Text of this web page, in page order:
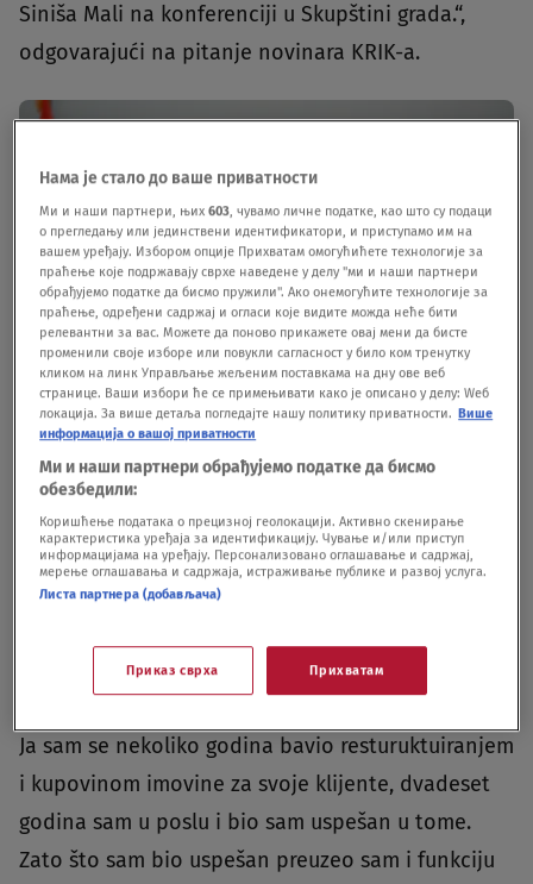
Siniša Mali na konferenciji u Skupštini grada.“,
odgovarajući na pitanje novinara KRIK-a.
Siniša Mali Foto:Nemanja Jovanović/Nova.rs
Jovanović/Nova.rs
Tom prilikom, Mali je istakao da je reč o “prljavoj
kampanji” koju protiv njega, preko KRIK-a, vode
Demokratska stranka i njen tadašnji lider Bojan
imam 20 i koliko stana u Bugarskoj, a ne znaju
Ja sam se nekoliko godina bavio resturuktuiranjem
i kupovinom imovine za svoje klijente, dvadeset
godina sam u poslu i bio sam uspešan u tome.
Zato što sam bio uspešan preuzeo sam i funkciju
Нама је стало до ваше приватности
Ми и наши партнери, њих603, чувамо личне податке, као што су подаци
о прегледању или јединствени идентификатори, и приступамо им на
вашем уређају. Избором опције Прихватам омогућићете технологије за
праћење које подржавају сврхе наведене у делу "ми и наши партнери
обрађујемо податке да бисмо пружили". Ако онемогућите технологије за
праћење, одређени садржај и огласи које видите можда неће бити
релевантни за вас. Можете да поново прикажете овај мени да бисте
променили своје изборе или повукли сагласност у било ком тренутку
кликом на линк Управљање жељеним поставкама на дну ове веб
странице. Ваши избори ће се примењивати како је описано у делу: Wеб
локација. За више детаља погледајте нашу политику приватности. Више
информација о вашој приватности
Ми и наши партнери обрађујемо податке да бисмо
обезбедили:
Коришћење података о прецизној геолокацији. Активно скенирање
карактеристика уређаја за идентификацију. Чување и/или приступ
информацијама на уређају. Персонализовано оглашавање и садржај,
мерење оглашавања и садржаја, истраживање публике и развој услуга.
Листа партнера (добављача)
Приказ сврха Прихватам